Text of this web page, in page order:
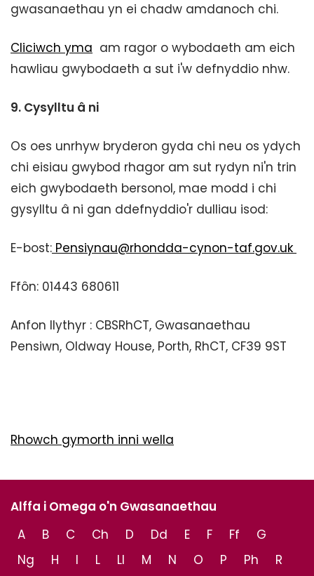
gwasanaethau yn ei chadw amdanoch chi.
Cliciwch yma am ragor o wybodaeth am eich
hawliau gwybodaeth a sut i'w defnyddio nhw.
9. Cysylltu â ni
Os oes unrhyw bryderon gyda chi neu os ydych
chi eisiau gwybod rhagor am sut rydyn ni'n trin
eich gwybodaeth bersonol, mae modd i chi
gysylltu â ni gan ddefnyddio'r dulliau isod:
E-bost: Pensiynau@rhondda-cynon-taf.gov.uk
Ffôn: 01443 680611
Anfon llythyr : CBSRhCT, Gwasanaethau
Pensiwn, Oldway House, Porth, RhCT, CF39 9ST
Rhowch gymorth inni wella
Alffa i Omega o'n Gwasanaethau
A
B C Ch D Dd E F Ff
G
Ng
H I L Ll M N O P Ph
R